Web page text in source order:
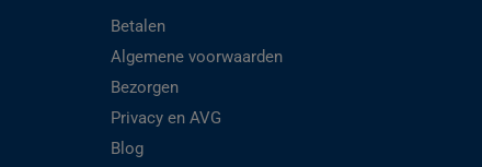
Betalen
Algemene voorwaarden
Bezorgen
Privacy en AVG
Blog